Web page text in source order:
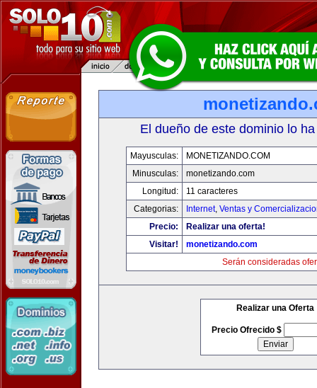
El dueño de este dominio lo
Mayusculas:
MONETIZANDO.COM
Minusculas:
monetizando.com
Longitud:
11 caracteres
Categorias:
Internet, Ventas y
Precio:
Realizar una oferta!
Visitar!
monetizando.com
Serán consideradas
Realizar una Oferta
Precio Ofrecido $